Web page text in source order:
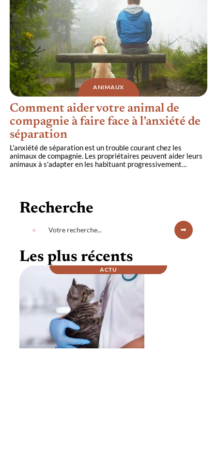
ANIMAUX
Comment aider votre animal de
compagnie à faire face à l’anxiété de
séparation
L'anxiété de séparation est un trouble courant chez les
animaux de compagnie. Les propriétaires peuvent aider leurs
animaux à s'adapter en les habituant progressivement
Recherche
Les plus récents
ACTU